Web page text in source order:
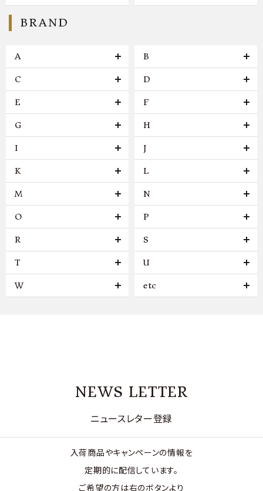
BRAND
A B
C D
E F
G H
I J
K L
M N
O P
R S
T U
W etc
NEWS LETTER
ニュースレター登録
入荷商品やキャンペーンの情報を
定期的に配信しています。
ご希望の方は右のボタンより